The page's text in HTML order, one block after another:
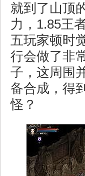
就到了山顶
力，1.85王
五玩家顿时
行会做了非
子，这周围
备合成，得
怪？